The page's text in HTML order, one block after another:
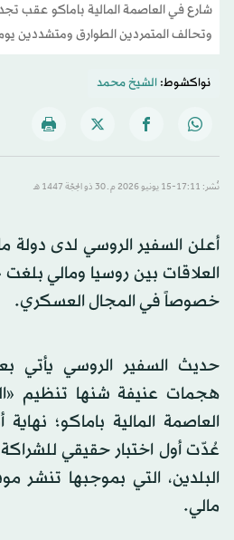
شارع في العاصمة المالية باماكو عقب
وتحالف المتمردين الطوارق ومتشددين يوم 26 أبريل الماضي
نواكشوط:الشيخ محمد
نُشر: 17:11-15 يونيو 2026 م ـ 30 ذو الحِجّة 1447 هـ
أعلن السفير الروسي لدى دولة
العلاقات بين روسيا ومالي
خصوصاً في المجال العسكري.
حديث السفير الروسي يأتي
هجمات عنيفة شنها تنظيم
العاصمة المالية باماكو؛
عُدّت أول اختبار حقيقي للشراكة
البلدين، التي بموجبها
مالي.